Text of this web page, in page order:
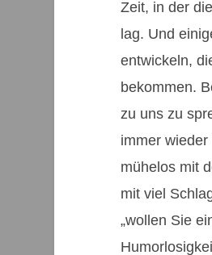
Zeit, in der
lag. Und
entwickeln,
bekommen.
zu uns zu
immer
mühelos mit
mit viel
„wollen Sie